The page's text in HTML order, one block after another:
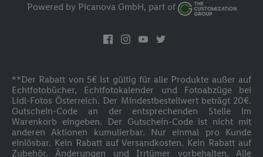
Cookie-Bestimmungen
Barrierefreiheit
Fotoblock
Textilien
Kinderwelt
Powered by Picanova GmbH, part of
**Der Rabatt von 5€ ist gültig für alle Produkte außer auf
Echtfotobücher, Echtfotokalender und Fotoabzüge bei
Lidl-Fotos Österreich. Der Mindestbestellwert beträgt 20€.
Gutschein-Code an der entsprechenden Stelle im
Warenkorb eingeben. Der Gutschein-Code ist nicht mit
anderen Aktionen kumulierbar. Nur einmal pro Kunde
einlösbar. Kein Rabatt auf Versandkosten. Kein Rabatt auf
Zubehör. Änderungen und Irrtümer vorbehalten. Alle